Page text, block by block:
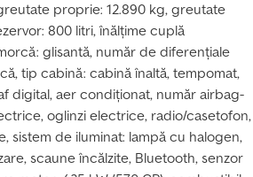
proprie: 12.890 kg, greutate
800 litri, înălțime cuplă
glisantă, număr de diferențiale
tip cabină: cabină înaltă, tempomat,
digital, aer condiționat, număr airbag-
oglinzi electrice, radio/casetofon,
sistem de iluminat: lampă cu halogen,
scaune încălzite, Bluetooth, senzor